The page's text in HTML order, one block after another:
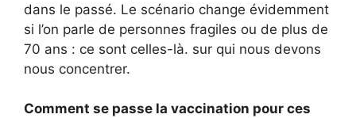
dans le passé. Le scénario change évidemment
si l’on parle de personnes fragiles ou de plus de
70 ans : ce sont celles-là. sur qui nous devons
nous concentrer.
Comment se passe la vaccination pour ces